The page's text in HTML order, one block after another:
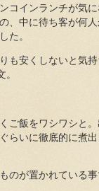
コインランチが気
、中に待ち客が何
た。
も安くしないと気
ご飯をワシワシと
らいに徹底的に煮
のが置かれている